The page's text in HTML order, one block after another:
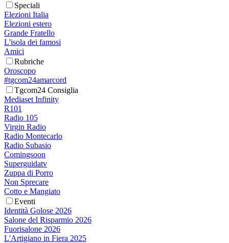
Speciali
Elezioni Italia
Elezioni estero
Grande Fratello
L'isola dei famosi
Amici
Rubriche
Oroscopo
#tgcom24amarcord
Tgcom24 Consiglia
Mediaset Infinity
R101
Radio 105
Virgin Radio
Radio Montecarlo
Radio Subasio
Comingsoon
Superguidatv
Zuppa di Porro
Non Sprecare
Cotto e Mangiato
Eventi
Identità Golose 2026
Salone del Risparmio 2026
Fuorisalone 2026
L'Artigiano in Fiera 2025